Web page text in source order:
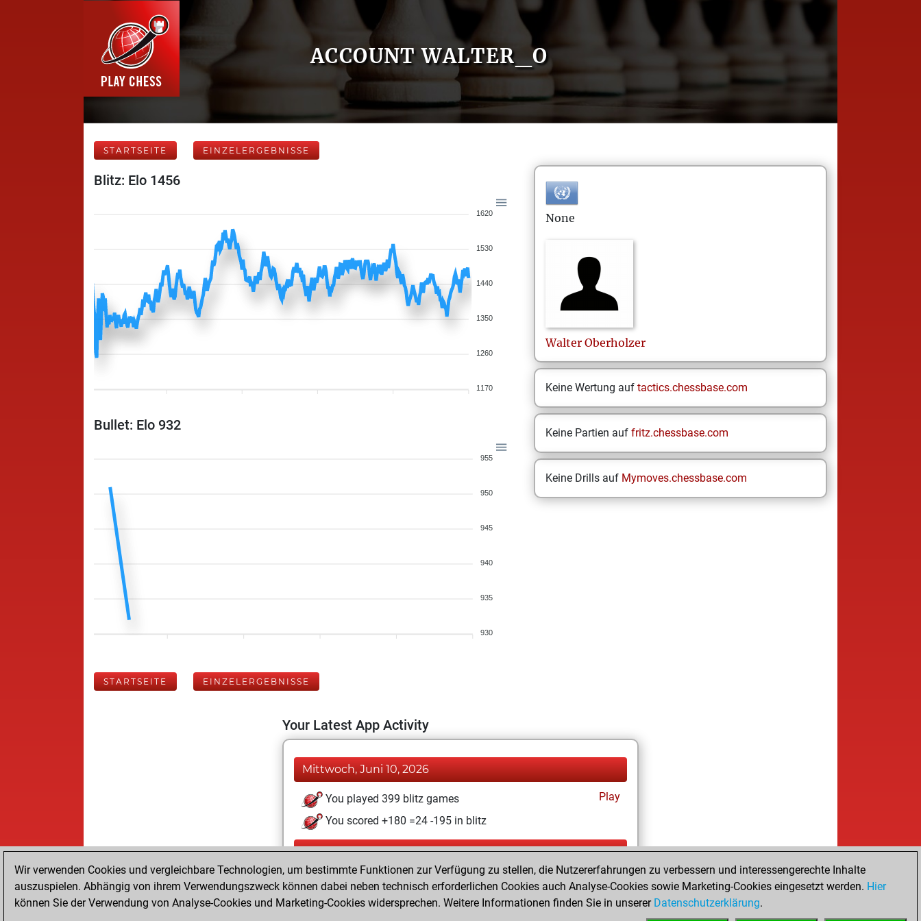
ACCOUNT WALTER_O
STARTSEITE EINZELERGEBNISSE
Blitz: Elo 1456
1620
1530
1440
1350
1260
1170
Bullet: Elo 932
955
950
945
940
935
930
None
Walter Oberholzer
Keine Wertung auf tactics.chessbase.com
Keine Partien auf fritz.chessbase.com
Keine Drills auf Mymoves.chessbase.com
STARTSEITE EINZELERGEBNISSE
Your Latest App Activity
Mittwoch, Juni 10, 2026
You played 399 blitz games
Play
You scored +180 =24 -195 in blitz
Montag, März 6, 2023
You played 1 bullet games
Play
You scored +0 =0 -1 in bullet
Wir verwenden Cookies und vergleichbare Technologien, um bestimmte Funktionen zur Verfügung zu stellen, die Nutzererfahrungen zu verbessern und interessengerechte Inhalte
auszuspielen. Abhängig von ihrem Verwendungszweck können dabei neben technisch erforderlichen Cookies auch Analyse-Cookies sowie Marketing-Cookies eingesetzt werden. Hier
können Sie der Verwendung von Analyse-Cookies und Marketing-Cookies widersprechen. Weitere Informationen finden Sie in unserer Datenschutzerklärung.